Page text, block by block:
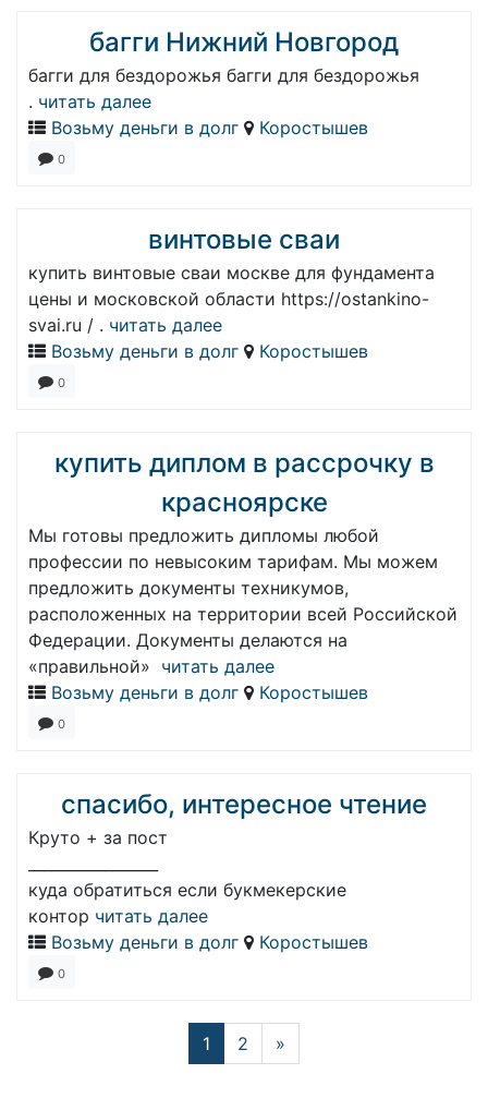
багги Нижний Новгород
багги для бездорожья багги для бездорожья
. читать далее
Возьму деньги в долг
Коростышев
0
винтовые сваи
купить винтовые сваи москве для фундамента
цены и московской области https://ostankino-
svai.ru / . читать далее
Возьму деньги в долг
Коростышев
0
купить диплом в рассрочку в
красноярске
Мы готовы предложить дипломы любой
профессии по невысоким тарифам. Мы можем
предложить документы техникумов,
расположенных на территории всей Российской
Федерации. Документы делаются на
«правильной» читать далее
Возьму деньги в долг
Коростышев
0
спасибо, интересное чтение
Круто + за пост
куда обратиться если букмекерские
контор читать далее
Возьму деньги в долг
Коростышев
0
1 2 »